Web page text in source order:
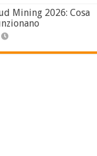
Mining 2026: Cosa